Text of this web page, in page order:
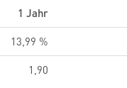
1 Jahr
13,99 %
1,90